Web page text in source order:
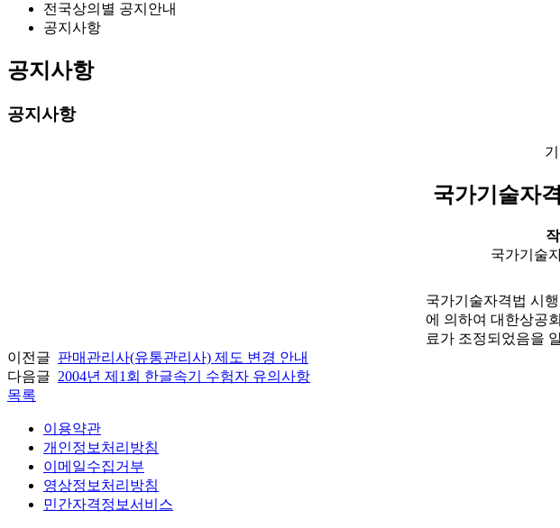
전국상의별 공지안내
공지사항
공지사항
공지사항
국가기술자
국가기술
국가기술자격법 시
에 의하여 대한상공
료가 조정되었음을
이전글 판매관리사(유통관리사) 제도 변경 안내
다음글 2004년 제1회 한글속기 수험자 유의사항
목록
이용약관
개인정보처리방침
이메일수집거부
영상정보처리방침
민간자격정보서비스